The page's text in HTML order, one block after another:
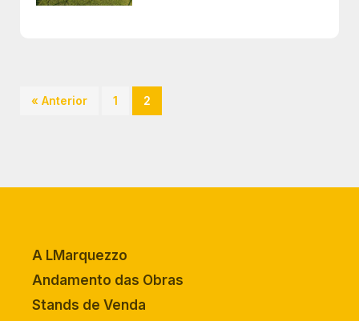
« Anterior 1 2
A LMarquezzo
Andamento das Obras
Stands de Venda